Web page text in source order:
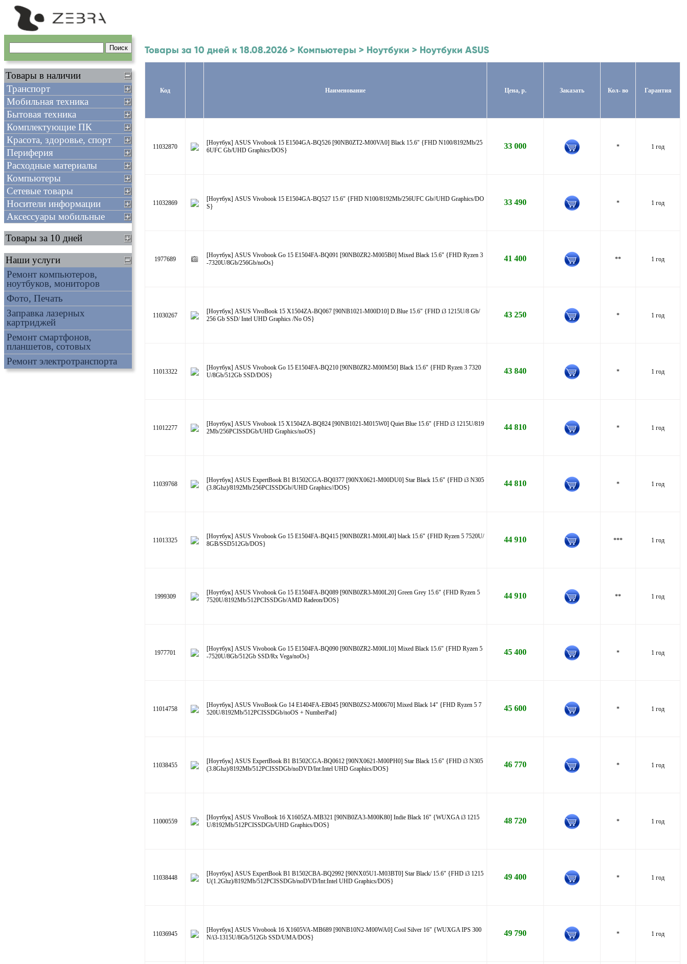
Товары за 10 дней к 18.08.2026 > Компьютеры > Ноутбуки > Ноутбуки ASUS
Код Наименование Цена, р. Заказать Кол- во Гарантия
11032870
[Ноутбук] ASUS Vivobook 15 E1504GA-BQ526 [90NB0ZT2-M00VA0] Black 15.6" {FHD N100/8192Mb/25
6UFC Gb/UHD Graphics/DOS}
33 000 * 1 год
11032869
[Ноутбук] ASUS Vivobook 15 E1504GA-BQ527 15.6" {FHD N100/8192Mb/256UFC Gb//UHD Graphics/DO
S}
33 490 * 1 год
1977689
[Ноутбук] ASUS Vivobook Go 15 E1504FA-BQ091 [90NB0ZR2-M005B0] Mixed Black 15.6" {FHD Ryzen 3
-7320U/8Gb/256Gb/noOs}
41 400 ** 1 год
11030267
[Ноутбук] ASUS VivoBook 15 X1504ZA-BQ067 [90NB1021-M00D10] D.Blue 15.6" {FHD i3 1215U/8 Gb/
256 Gb SSD/ Intel UHD Graphics /No OS}
43 250 * 1 год
11013322
[Ноутбук] ASUS Vivobook Go 15 E1504FA-BQ210 [90NB0ZR2-M00M50] Black 15.6" {FHD Ryzen 3 7320
U/8Gb/512Gb SSD/DOS}
43 840 * 1 год
11012277
[Ноутбук] ASUS Vivobook 15 X1504ZA-BQ824 [90NB1021-M015W0] Quiet Blue 15.6" {FHD i3 1215U/819
2Mb/256PCISSDGb/UHD Graphics/noOS}
44 810 * 1 год
11039768
[Ноутбук] ASUS ExpertBook B1 B1502CGA-BQ0377 [90NX0621-M00DU0] Star Black 15.6" {FHD i3 N305
(3.8Ghz)/8192Mb/256PCISSDGb//UHD Graphics//DOS}
44 810 * 1 год
11013325
[Ноутбук] ASUS Vivobook Go 15 E1504FA-BQ415 [90NB0ZR1-M00L40] black 15.6" {FHD Ryzen 5 7520U/
8GB/SSD512Gb/DOS}
44 910 *** 1 год
1999309
[Ноутбук] ASUS Vivobook Go 15 E1504FA-BQ089 [90NB0ZR3-M00L20] Green Grey 15.6" {FHD Ryzen 5
7520U/8192Mb/512PCISSDGb/AMD Radeon/DOS}
44 910 ** 1 год
1977701
[Ноутбук] ASUS Vivobook Go 15 E1504FA-BQ090 [90NB0ZR2-M00L10] Mixed Black 15.6" {FHD Ryzen 5
-7520U/8Gb/512Gb SSD/Rx Vega/noOs}
45 400 * 1 год
11014758
[Ноутбук] ASUS VivoBook Go 14 E1404FA-EB045 [90NB0ZS2-M00670] Mixed Black 14" {FHD Ryzen 5 7
520U/8192Mb/512PCISSDGb/noOS + NumberPad}
45 600 * 1 год
11038455
[Ноутбук] ASUS ExpertBook B1 B1502CGA-BQ0612 [90NX0621-M00PH0] Star Black 15.6" {FHD i3 N305
(3.8Ghz)/8192Mb/512PCISSDGb/noDVD/Int:Intel UHD Graphics/DOS}
46 770 * 1 год
11000559
[Ноутбук] ASUS VivoBook 16 X1605ZA-MB321 [90NB0ZA3-M00K80] Indie Black 16" {WUXGA i3 1215
U/8192Mb/512PCISSDGb/UHD Graphics/DOS}
48 720 * 1 год
11038448
[Ноутбук] ASUS ExpertBook B1 B1502CBA-BQ2992 [90NX05U1-M03BT0] Star Black/ 15.6" {FHD i3 1215
U(1.2Ghz)/8192Mb/512PCISSDGb/noDVD/Int:Intel UHD Graphics/DOS}
49 400 * 1 год
11036945
[Ноутбук] ASUS Vivobook 16 X1605VA-MB689 [90NB10N2-M00WA0] Cool Silver 16" {WUXGA IPS 300
N/i3-1315U/8Gb/512Gb SSD/UMA/DOS}
49 790 * 1 год
Товары в наличии
Транспорт
Мобильная техника
Бытовая техника
Комплектующие ПК
Красота, здоровье, спорт
Периферия
Расходные материалы
Компьютеры
Сетевые товары
Носители информации
Аксессуары мобильные
Товары за 10 дней
Наши услуги
Ремонт компьютеров,
ноутбуков, мониторов
Фото, Печать
Заправка лазерных
картриджей
Ремонт смартфонов,
планшетов, сотовых
Ремонт электротранспорта